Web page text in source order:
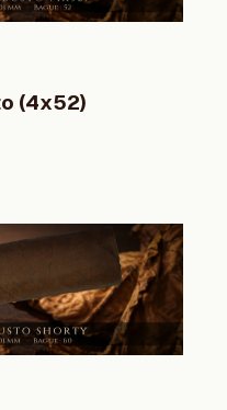
(4x52)